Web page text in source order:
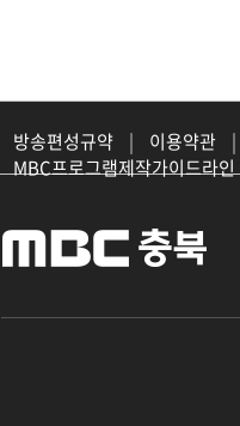
방송편성규약 | 이용약관 |
MBC프로그램제작가이드라인